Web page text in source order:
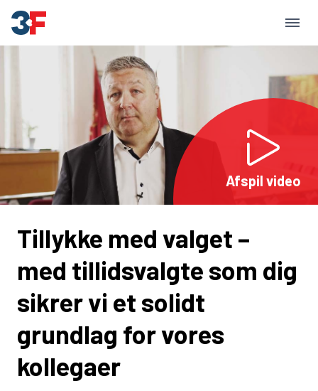
Tillykke med valget –
med tillidsvalgte som dig
sikrer vi et solidt
grundlag for vores
kollegaer
Afspil video